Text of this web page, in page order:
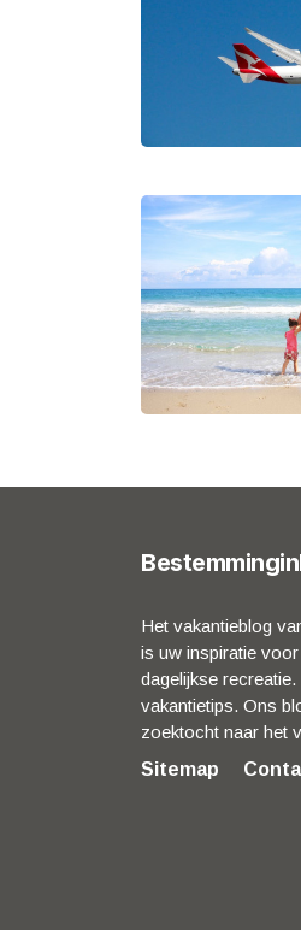
Het vakantieblog
is uw inspiratie
dagelijkse
vakantietips. Ons
zoektocht naar het
Sitemap